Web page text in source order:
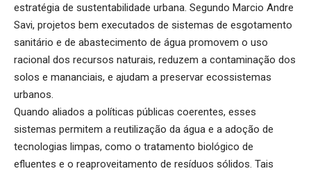
estratégia de sustentabilidade urbana. Segundo Marcio Andre
Savi, projetos bem executados de sistemas de esgotamento
sanitário e de abastecimento de água promovem o uso
racional dos recursos naturais, reduzem a contaminação dos
solos e mananciais, e ajudam a preservar ecossistemas
urbanos.
Quando aliados a políticas públicas coerentes, esses
sistemas permitem a reutilização da água e a adoção de
tecnologias limpas, como o tratamento biológico de
efluentes e o reaproveitamento de resíduos sólidos. Tais